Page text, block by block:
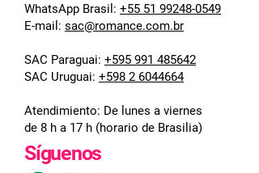
WhatsApp Brasil: +55 51 99248-0549
E-mail: sac@romance.com.br
SAC Paraguai: +595 991 485642
SAC Uruguai: +598 2 6044664
Atendimiento: De lunes a viernes
de 8 h a 17 h (horario de Brasilia)
Síguenos